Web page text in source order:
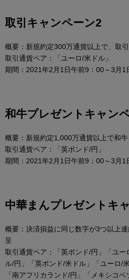
取引キャンペーン2
概要：新規約定300万通貨以上で、取
取引通貨ペア：「ユーロ/米ドル」
期間：2021年2月1日午前9：00～3月1
和牛プレゼントキャン
概要：新規約定1,000万通貨以上で和
取引通貨ペア：「英ポンド/円」
期間：2021年2月1日午前9：00～3月1
中華まんプレゼントキ
概要：決済損益に同じ数字が3つ以上
呈
取引通貨ペア：「英ポンド/円」「ユー
ル/円」「英ポンド/米ドル」「ユーロ/
「南アフリカランド/円」「メキシコペ